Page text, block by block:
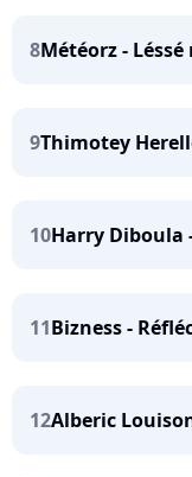
8Météorz -
9Thimotey
10Harry Diboula
11Bizness -
12Alberic